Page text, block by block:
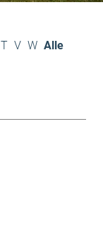
T V W Alle